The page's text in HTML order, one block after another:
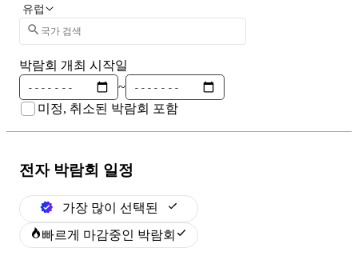
유럽
박람회 개최 시작일
~
미정, 취소된 박람회 포함
전자박람회 일정
가장 많이 선택된
빠르게 마감중인 박람회